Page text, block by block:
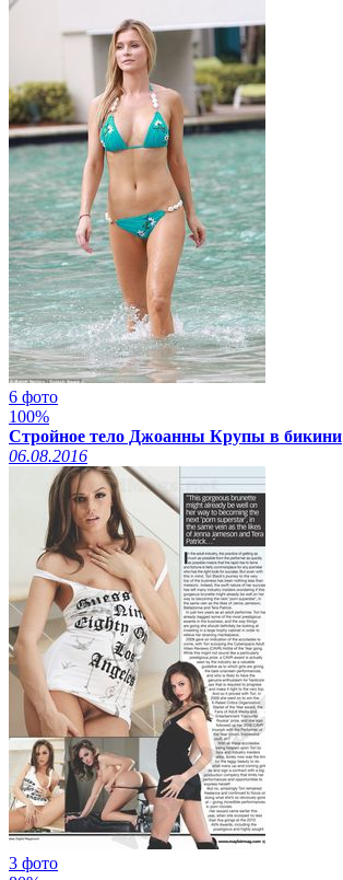
6 фото
100%
Стройное тело Джоанны Крупы в бикини
06.08.2016
3 фото